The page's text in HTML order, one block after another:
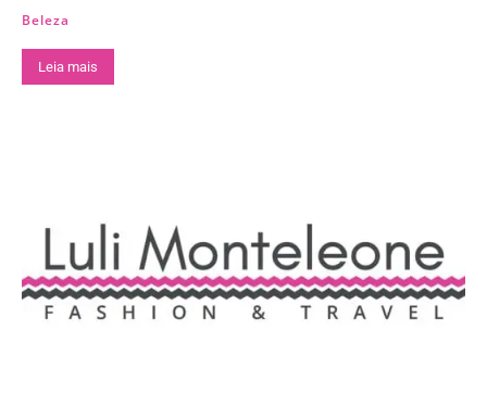
Beleza
Leia mais